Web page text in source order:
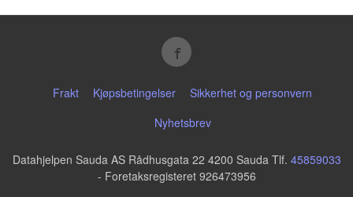
Frakt Kjøpsbetingelser
Sikkerhet og personvern
Nyhetsbrev
Datahjelpen Sauda AS Rådhusgata 22 4200 Sauda Tlf. 45859033
- Foretaksregisteret 926473956